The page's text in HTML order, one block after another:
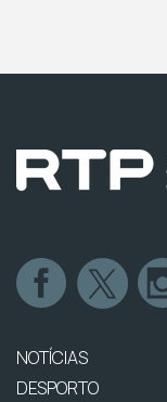
NOTÍCIAS
DESPORTO